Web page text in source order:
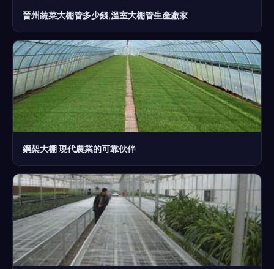
晉州蔬菜大棚管多少錢,溫室大棚管生產廠家
鋼架大棚 現代農業的可靠伙伴